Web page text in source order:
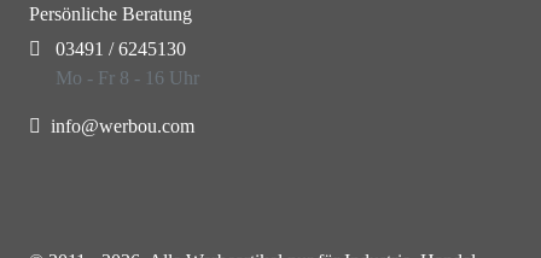
Persönliche Beratung
03491 / 6245130
Mo - Fr 8 - 16 Uhr
info@werbou.com